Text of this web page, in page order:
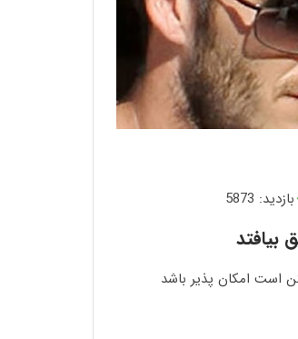
بازدید: 5873
بیافتد
است امکان پذیر باشد